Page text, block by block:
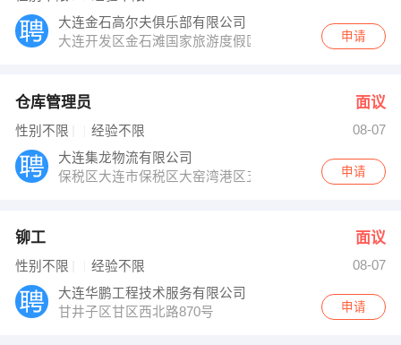
大连金石高尔夫俱乐部有限公司
大连开发区金石滩国家旅游度假区
申请
仓库管理员 面议
性别不限 经验不限
08-07
大连集龙物流有限公司
保税区大连市保税区大窑湾港区五洲路集龙办
申请
铆工 面议
性别不限 经验不限
08-07
大连华鹏工程技术服务有限公司
甘井子区甘区西北路870号
申请